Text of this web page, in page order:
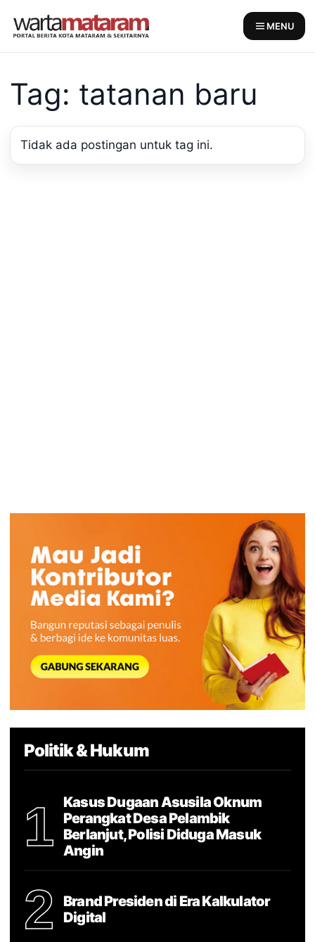
MENU
Tag: tatanan baru
Tidak ada postingan untuk tag ini.
Politik & Hukum
1
Kasus Dugaan Asusila Oknum
Perangkat Desa Pelambik
Berlanjut, Polisi Diduga Masuk
Angin
2
Brand Presiden di Era Kalkulator
Digital